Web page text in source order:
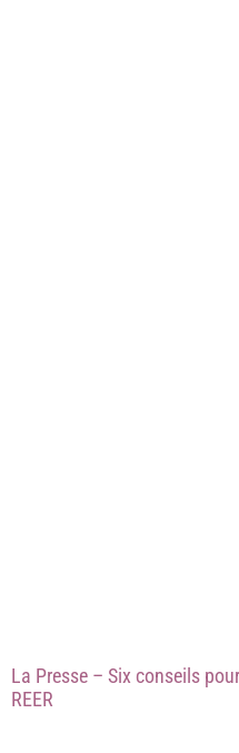
La Presse – Six conseils
REER